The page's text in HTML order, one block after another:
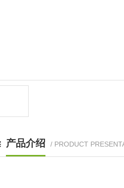
产品介绍 / PRODUCT